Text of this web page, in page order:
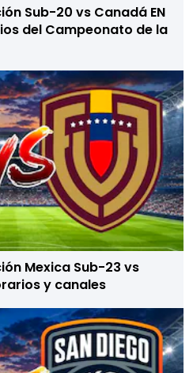
Sub-20 vs Canadá EN
del Campeonato de la
Mexica Sub-23 vs
y canales